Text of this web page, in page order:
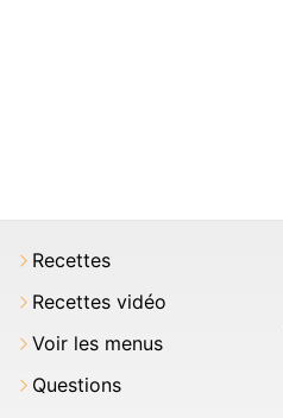
Recettes
Recettes vidéo
Voir les menus
Questions